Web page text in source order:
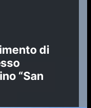
di
“San